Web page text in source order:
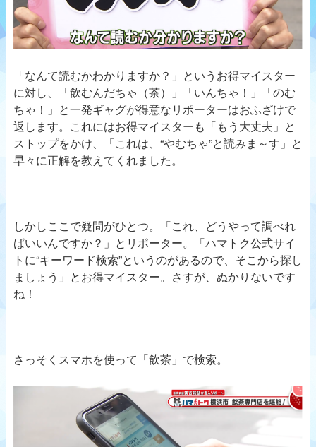
「なんて読むかわかりますか？」というお得マイスター
に対し、「飲むんだちゃ（茶）」「いんちゃ！」「のむ
ちゃ！」と一発ギャグが得意なリポーターはおふざけで
返します。これにはお得マイスターも「もう大丈夫」と
ストップをかけ、「これは、“やむちゃ”と読みま～す」と
早々に正解を教えてくれました。
しかしここで疑問がひとつ。「これ、どうやって調べれ
ばいいんですか？」とリポーター。「ハマトク公式サイ
トに“キーワード検索”というのがあるので、そこから探し
ましょう」とお得マイスター。さすが、ぬかりないです
ね！
さっそくスマホを使って「飲茶」で検索。